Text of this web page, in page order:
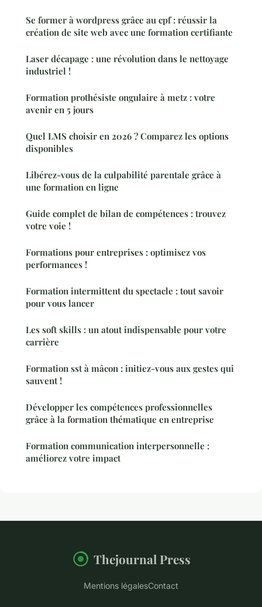
Se former à wordpress grâce au cpf : réussir la
création de site web avec une formation certifiante
Laser décapage : une révolution dans le nettoyage
industriel !
Formation prothésiste ongulaire à metz : votre
avenir en 5 jours
Quel LMS choisir en 2026 ? Comparez les options
disponibles
Libérez-vous de la culpabilité parentale grâce à
une formation en ligne
Guide complet de bilan de compétences : trouvez
votre voie !
Formations pour entreprises : optimisez vos
performances !
Formation intermittent du spectacle : tout savoir
pour vous lancer
Les soft skills : un atout indispensable pour votre
carrière
Formation sst à mâcon : initiez-vous aux gestes qui
sauvent !
Développer les compétences professionnelles
grâce à la formation thématique en entreprise
Formation communication interpersonnelle :
améliorez votre impact
Thejournal Press
Mentions légalesContact